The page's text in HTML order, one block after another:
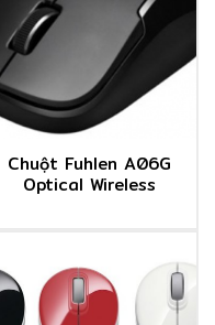
Chuột Fuhlen A06G
Optical Wireless